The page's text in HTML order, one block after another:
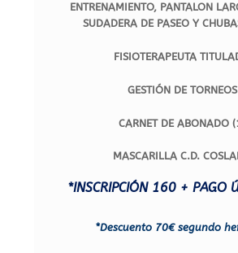
ENTRENAMIENTO, PANTALON
SUDADERA DE PASEO Y
FISIOTERAPEUTA
GESTIÓN DE TORNEOS
CARNET DE ABONADO
MASCARILLA C.D.
*INSCRIPCIÓN 160 + PAGO
*Descuento 70€ segundo